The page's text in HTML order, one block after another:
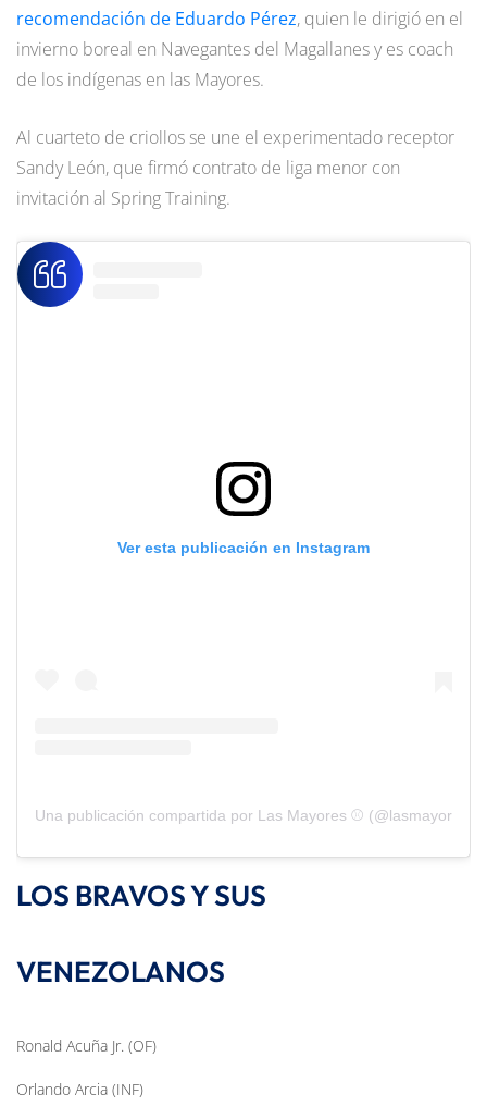
recomendación de Eduardo Pérez, quien le dirigió en el
invierno boreal en Navegantes del Magallanes y es coach
de los indígenas en las Mayores.
Al cuarteto de criollos se une el experimentado receptor
Sandy León, que firmó contrato de liga menor con
invitación al Spring Training.
Ver esta publicación en Instagram
Una publicación compartida por Las Mayores ⚾️ (@lasmayores)
LOS BRAVOS Y SUS
VENEZOLANOS
Ronald Acuña Jr. (OF)
Orlando Arcia (INF)